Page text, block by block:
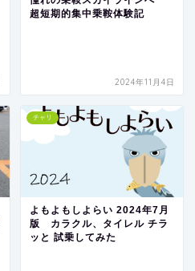
超短期的集中乗鞍体験記
2024年11月4日
チャリ
よもよもしよらい 2024年7月
版 カラクル、タイレル チラ
ッと 試乗してみた